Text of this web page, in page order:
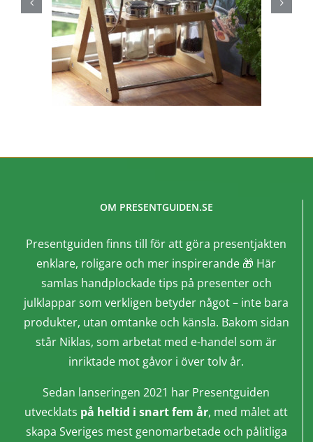
OM PRESENTGUIDEN.SE
Presentguiden finns till för att göra presentjakten
enklare, roligare och mer inspirerande 🎁 Här
samlas handplockade tips på presenter och
julklappar som verkligen betyder något – inte bara
produkter, utan omtanke och känsla. Bakom sidan
står Niklas, som arbetat med e-handel som är
inriktade mot gåvor i över tolv år.
Sedan lanseringen 2021 har Presentguiden
utvecklats på heltid i snart fem år, med målet att
skapa Sveriges mest genomarbetade och pålitliga